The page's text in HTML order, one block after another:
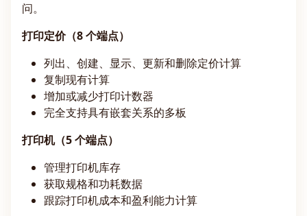
问。
打印定价（8 个端点）
列出、创建、显示、更新和删除定价计算
复制现有计算
增加或减少打印计数器
完全支持具有嵌套关系的多板
打印机（5 个端点）
管理打印机库存
获取规格和功耗数据
跟踪打印机成本和盈利能力计算